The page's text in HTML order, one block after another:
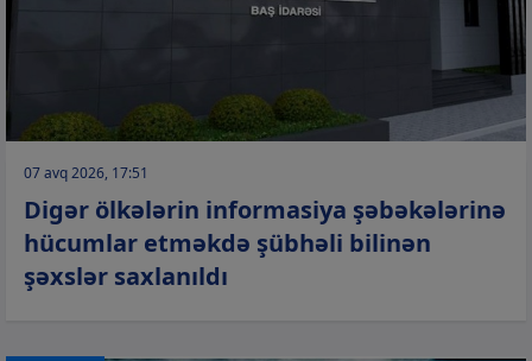
07 avq 2026, 17:51
Digər ölkələrin informasiya şəbəkələrinə
hücumlar etməkdə şübhəli bilinən
şəxslər saxlanıldı